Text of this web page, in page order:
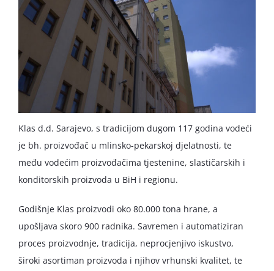
Klas d.d. Sarajevo, s tradicijom dugom 117 godina vodeći
je bh. proizvođač u mlinsko-pekarskoj djelatnosti, te
među vodećim proizvođačima tjestenine, slastičarskih i
konditorskih proizvoda u BiH i regionu.
Godišnje Klas proizvodi oko 80.000 tona hrane, a
upošljava skoro 900 radnika. Savremen i automatiziran
proces proizvodnje, tradicija, neprocjenjivo iskustvo,
široki asortiman proizvoda i njihov vrhunski kvalitet, te